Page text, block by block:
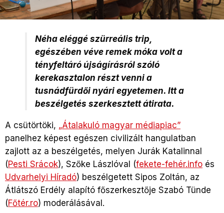
Néha eléggé szürreális trip,
egészében véve remek móka volt a
tényfeltáró újságírásról szóló
kerekasztalon részt venni a
tusnádfürdői nyári egyetemen. Itt a
beszélgetés szerkesztett átirata.
A csütörtöki, „Átalakuló magyar médiapiac”
panelhez képest egészen civilizált hangulatban
zajlott az a beszélgetés, melyen Jurák Katalinnal
(Pesti Srácok), Szőke Lászlóval (fekete-fehér.info és
Udvarhelyi Híradó) beszélgetett Sipos Zoltán, az
Átlátszó Erdély alapító főszerkesztője Szabó Tünde
(Főtér.ro) moderálásával.